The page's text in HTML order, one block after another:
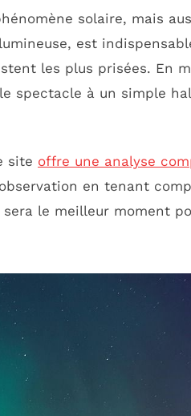
solaire, mais
est
les plus prisées. En
spectacle à un simple
site offre une analyse
en tenant
le meilleur moment